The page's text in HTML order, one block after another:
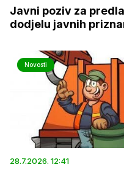
Javni poziv za
dodjelu javnih
Novosti
28.7.2026. 12:41